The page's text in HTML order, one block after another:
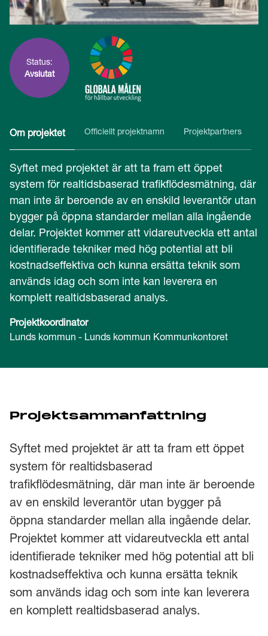
Status:
Avslutat
Om projektet Officiellt projektnamn Projektpartners
Syftet med projektet är att ta fram ett öppet
system för realtidsbaserad trafikflödesmätning, där
man inte är beroende av en enskild leverantör utan
bygger på öppna standarder mellan alla ingående
delar. Projektet kommer att vidareutveckla ett antal
identifierade tekniker med hög potential att bli
kostnadseffektiva och kunna ersätta teknik som
används idag och som inte kan leverera en
komplett realtidsbaserad analys.
Projektkoordinator
Lunds kommun - Lunds kommun Kommunkontoret
Projektsammanfattning
Syftet med projektet är att ta fram ett öppet
system för realtidsbaserad
trafikflödesmätning, där man inte är beroende
av en enskild leverantör utan bygger på
öppna standarder mellan alla ingående delar.
Projektet kommer att vidareutveckla ett antal
identifierade tekniker med hög potential att bli
kostnadseffektiva och kunna ersätta teknik
som används idag och som inte kan leverera
en komplett realtidsbaserad analys.